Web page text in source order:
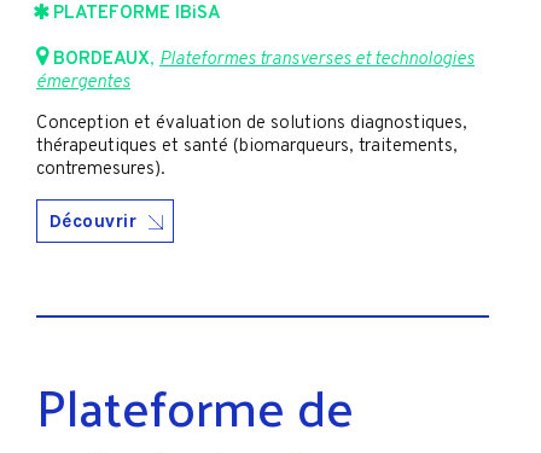
PLATEFORME IBiSA
BORDEAUX, Plateformes transverses et technologies
émergentes
Conception et évaluation de solutions diagnostiques,
thérapeutiques et santé (biomarqueurs, traitements,
contremesures).
Découvrir
Plateforme de